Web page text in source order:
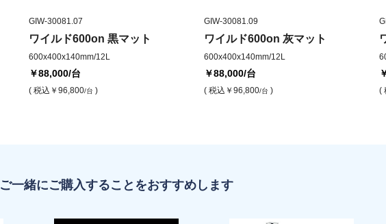
GIW-30081.07
ワイルド600on 黒マット
600x400x140mm/12L
￥88,000/台
( 税込 ￥96,800/台 )
GIW-30081.09
ワイルド600on 灰マット
600x400x140mm/12L
￥88,000/台
( 税込 ￥96,800/台 ) (
ご一緒にご購入することをおすすめします